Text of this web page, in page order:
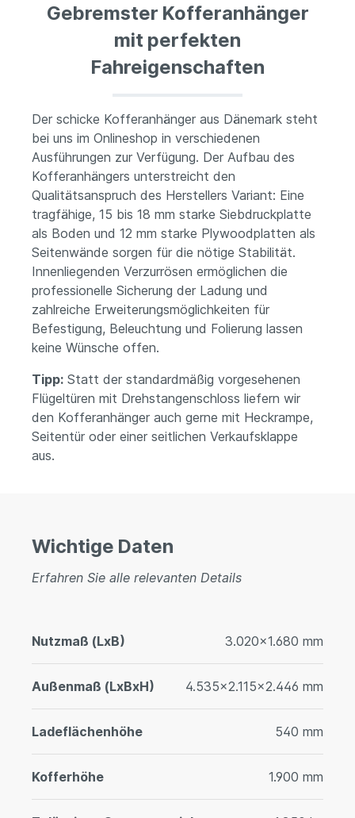
Gebremster Kofferanhänger
mit perfekten
Fahreigenschaften
Der schicke Kofferanhänger aus Dänemark steht
bei uns im Onlineshop in verschiedenen
Ausführungen zur Verfügung. Der Aufbau des
Kofferanhängers unterstreicht den
Qualitätsanspruch des Herstellers Variant: Eine
tragfähige, 15 bis 18 mm starke Siebdruckplatte
als Boden und 12 mm starke Plywoodplatten als
Seitenwände sorgen für die nötige Stabilität.
Innenliegenden Verzurrösen ermöglichen die
professionelle Sicherung der Ladung und
zahlreiche Erweiterungsmöglichkeiten für
Befestigung, Beleuchtung und Folierung lassen
keine Wünsche offen.
Tipp: Statt der standardmäßig vorgesehenen
Flügeltüren mit Drehstangenschloss liefern wir
den Kofferanhänger auch gerne mit Heckrampe,
Seitentür oder einer seitlichen Verkaufsklappe
aus.
Wichtige Daten
Erfahren Sie alle relevanten Details
Nutzmaß (LxB) 3.020x1.680 mm
Außenmaß (LxBxH) 4.535x2.115x2.446 mm
Ladeflächenhöhe 540 mm
Kofferhöhe 1.900 mm